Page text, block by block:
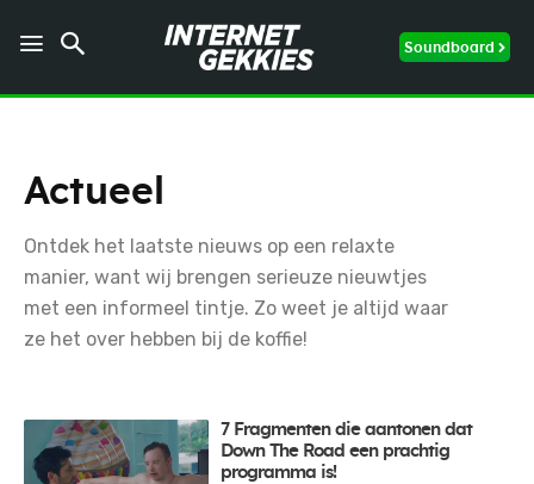
Soundboard
Actueel
Ontdek het laatste nieuws op een relaxte
manier, want wij brengen serieuze nieuwtjes
met een informeel tintje. Zo weet je altijd waar
ze het over hebben bij de koffie!
7 Fragmenten die aantonen dat
Down The Road een prachtig
programma is!